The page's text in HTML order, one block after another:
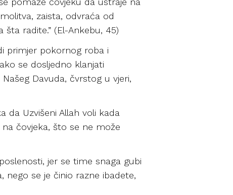
zaista, odvraća od
radite.” (El-Ankebu, 45)
primjer pokornog roba i
se dosljedno klanjati
Davuda, čvrstog u vjeri,
da Uzvišeni Allah voli kada
čovjeka, što se ne može
jer se time snaga gubi
nego se je činio razne ibadete,